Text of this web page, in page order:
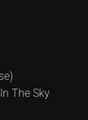
The Sky